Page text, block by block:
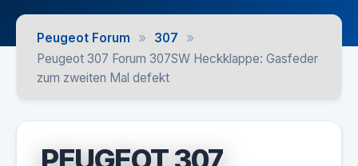
Peugeot Forum » 307 »
Peugeot 307 Forum 307SW Heckklappe: Gasfeder
zum zweiten Mal defekt